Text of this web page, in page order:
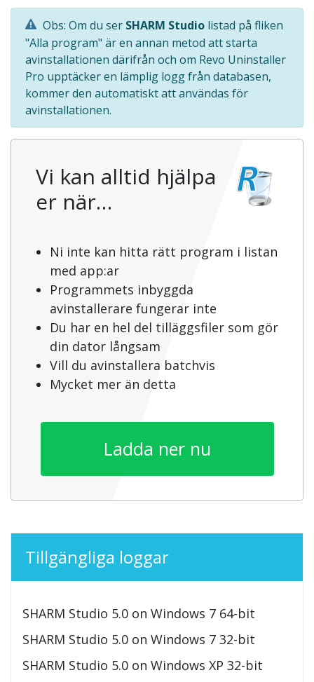
Obs: Om du ser SHARM Studio listad på fliken
"Alla program" är en annan metod att starta
avinstallationen därifrån och om Revo Uninstaller
Pro upptäcker en lämplig logg från databasen,
kommer den automatiskt att användas för
avinstallationen.
Vi kan alltid hjälpa
er när…
Ni inte kan hitta rätt program i listan
med app:ar
Programmets inbyggda
avinstallerare fungerar inte
Du har en hel del tilläggsfiler som gör
din dator långsam
Vill du avinstallera batchvis
Mycket mer än detta
Ladda ner nu
Tillgängliga loggar
SHARM Studio 5.0 on Windows 7 64-bit
SHARM Studio 5.0 on Windows 7 32-bit
SHARM Studio 5.0 on Windows XP 32-bit